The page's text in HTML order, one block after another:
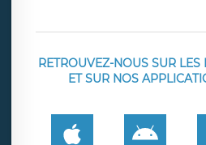
RETROUVEZ-NOUS SUR LES
ET SUR NOS